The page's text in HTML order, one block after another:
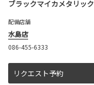
ブラックマイカメタリック
配備店舗
水島店
086-455-6333
リクエスト予約